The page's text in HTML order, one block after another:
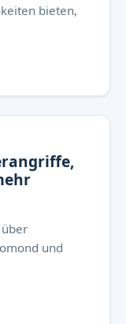
bieten,
über
und